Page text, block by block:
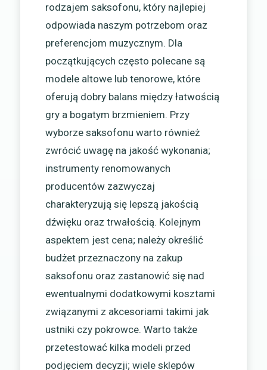
rodzajem saksofonu, który najlepiej
odpowiada naszym potrzebom oraz
preferencjom muzycznym. Dla
początkujących często polecane są
modele altowe lub tenorowe, które
oferują dobry balans między łatwością
gry a bogatym brzmieniem. Przy
wyborze saksofonu warto również
zwrócić uwagę na jakość wykonania;
instrumenty renomowanych
producentów zazwyczaj
charakteryzują się lepszą jakością
dźwięku oraz trwałością. Kolejnym
aspektem jest cena; należy określić
budżet przeznaczony na zakup
saksofonu oraz zastanowić się nad
ewentualnymi dodatkowymi kosztami
związanymi z akcesoriami takimi jak
ustniki czy pokrowce. Warto także
przetestować kilka modeli przed
podjęciem decyzji; wiele sklepów